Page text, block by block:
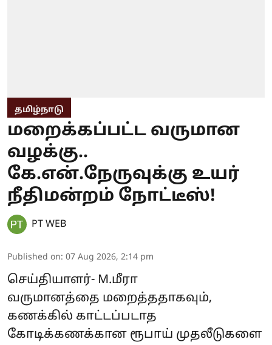
தமிழ்நாடு
மறைக்கப்பட்ட வருமான
வழக்கு..
கே.என்.நேருவுக்கு உயர்
நீதிமன்றம் நோட்டீஸ்!
PT WEB
Published on: 07 Aug 2026, 2:14 pm
செய்தியாளர்- M.மீரா
வருமானத்தை மறைத்ததாகவும்,
கணக்கில் காட்டப்படாத
கோடிக்கணக்கான ரூபாய் முதலீடுகளை